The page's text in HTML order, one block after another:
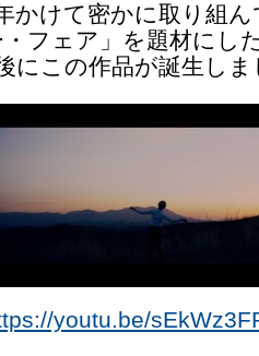
かけて密かに取り組
・フェア」を題材にし
にこの作品が誕生しま
youtu.be/